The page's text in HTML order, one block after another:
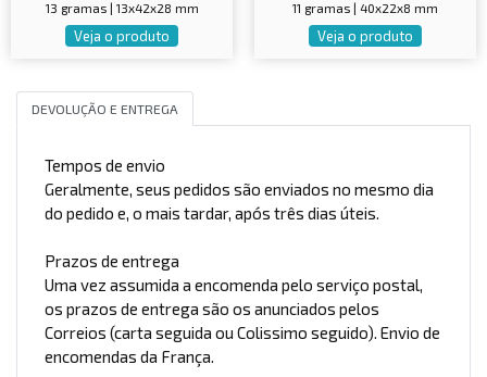
13 gramas | 13x42x28 mm
Veja o produto
11 gramas | 40x22x8 mm
Veja o produto
DEVOLUÇÃO E ENTREGA
Tempos de envio
Geralmente, seus pedidos são enviados no mesmo dia
do pedido e, o mais tardar, após três dias úteis.
Prazos de entrega
Uma vez assumida a encomenda pelo serviço postal,
os prazos de entrega são os anunciados pelos
Correios (carta seguida ou Colissimo seguido). Envio de
encomendas da França.